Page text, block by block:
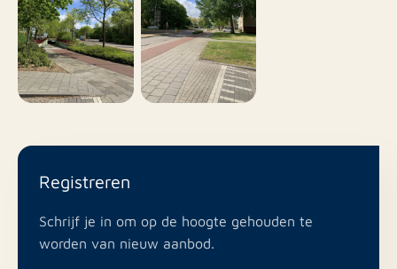
Registreren
Schrijf je in om op de hoogte gehouden te
worden van nieuw aanbod.